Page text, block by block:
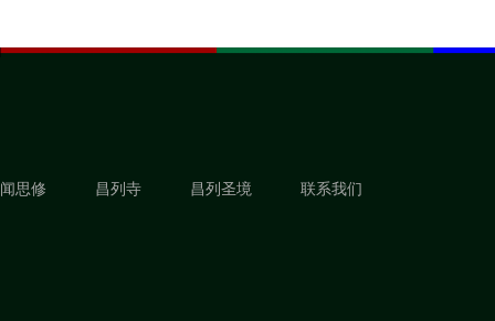
闻思修 昌列寺 昌列圣境 联系我们